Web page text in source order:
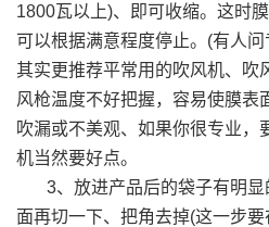
1800瓦以上)、即可收缩。这时
可以根据满意程度停止。(有人
其实更推荐平常用的吹风机、吹
风枪温度不好把握，容易使膜表
吹漏或不美观、如果你很专业，
机当然要好点。
3、放进产品后的袋子有明显
面再切一下、把角去掉(这一步